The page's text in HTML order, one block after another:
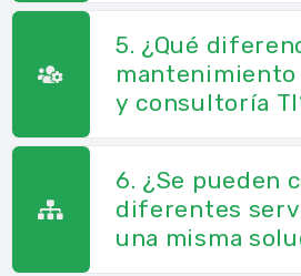
5. ¿Qué
y consultoría
6. ¿Se pueden
diferentes
una misma